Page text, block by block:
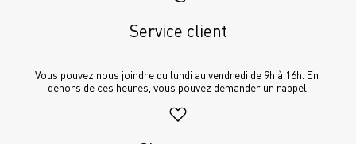
Service client
Vous pouvez nous joindre du lundi au vendredi de 9h à 16h. En
dehors de ces heures, vous pouvez demander un rappel.